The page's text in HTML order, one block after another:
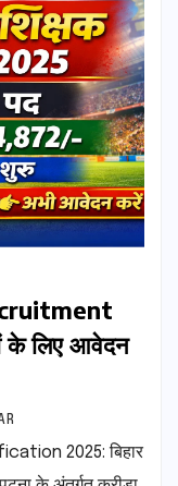
के लिए आवेदन
2025: बिहार